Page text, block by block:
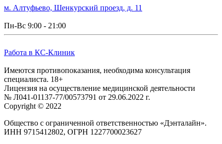
м. Алтуфьево, Шенкурский проезд, д. 11
Пн-Вс 9:00 - 21:00
Работа в КС-Клиник
Имеются противопоказания, необходима консультация
специалиста. 18+
Лицензия на осуществление медицинской деятельности
№ Л041-01137-77/00573791 от 29.06.2022 г.
Copyright © 2022
Общество с ограниченной ответственностью «Дэнталайн».
ИНН 9715412802, ОГРН 1227700023627